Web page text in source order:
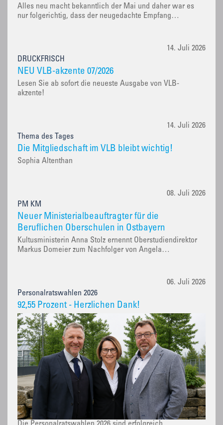
Alles neu macht bekanntlich der Mai und daher war es
nur folgerichtig, dass der neugedachte Empfang…
14. Juli 2026
DRUCKFRISCH
NEU VLB-akzente 07/2026
Lesen Sie ab sofort die neueste Ausgabe von VLB-
akzente!
14. Juli 2026
Thema des Tages
Die Mitgliedschaft im VLB bleibt wichtig!
Sophia Altenthan
08. Juli 2026
PM KM
Neuer Ministerialbeauftragter für die
Beruflichen Oberschulen in Ostbayern
Kultusministerin Anna Stolz ernennt Oberstudiendirektor
Markus Domeier zum Nachfolger von Angela…
06. Juli 2026
Personalratswahlen 2026
92,55 Prozent - Herzlichen Dank!